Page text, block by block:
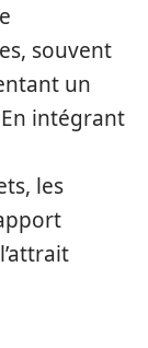
souvent
un
intégrant
les